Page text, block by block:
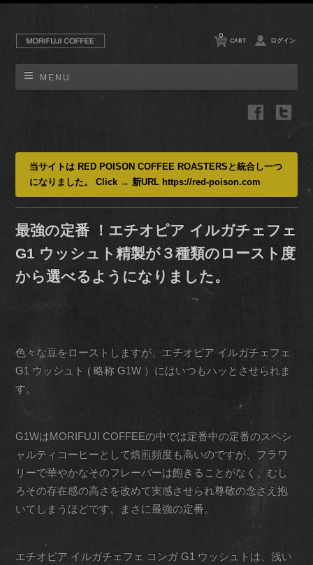
MENU
CART
0
ログイン
当サイトは RED POISON COFFEE ROASTERSと統合し一つ
になりました。 Click → 新URL https://red-poison.com
最強の定番 ！エチオピア イルガチェフェ
G1 ウッシュト精製が３種類のロースト度
から選べるようになりました。
色々な豆をローストしますが、エチオピア イルガチェフェ
G1 ウッシュト ( 略称 G1W ）にはいつもハッとさせられま
す。
G1WはMORIFUJI COFFEEの中では定番中の定番のスペシ
ャルティコーヒーとして焙煎頻度も高いのですが、フラワ
リーで華やかなそのフレーバーは飽きることがなく、むし
ろその存在感の高さを改めて実感させられ尊敬の念さえ抱
いてしまうほどです。まさに最強の定番。
エチオピア イルガチェフェ コンガ G1 ウッシュトは、浅い